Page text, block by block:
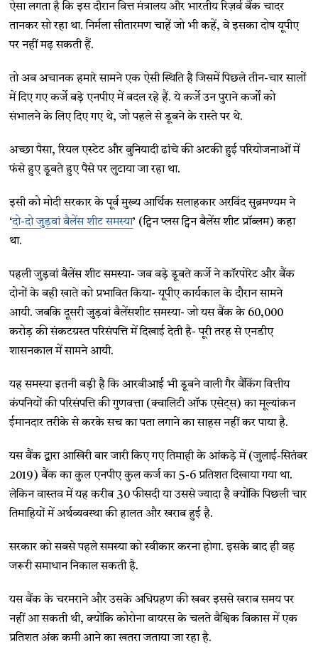
ऐसा लगता है कि इस दौरान वित्त मंत्रालय और भारतीय रिज़र्व बैंक चादर
तानकर सो रहा था. निर्मला सीतारमण चाहें जो भी कहें, वे इसका दोष यूपीए
पर नहीं मढ़ सकती हैं.
तो अब अचानक हमारे सामने एक ऐसी स्थिति है जिसमें पिछले तीन-चार सालों
में दिए गए कर्जे बड़े एनपीए में बदल रहे हैं. ये कर्जे उन पुराने कर्जों को
संभालने के लिए दिए गए थे, जो पहले से डूबने के रास्ते पर थे.
अच्छा पैसा, रियल एस्टेट और बुनियादी ढांचे की अटकी हुई परियोजनाओं में
फंसे हुए डूबते हुए पैसे पर लुटाया जा रहा था.
इसी को मोदी सरकार के पूर्व मुख्य आर्थिक सलाहकार अरविंद सुब्रमण्यम ने
‘दो-दो जुड़वां बैलेंस शीट समस्या’ (ट्विन प्लस ट्विन बैलेंस शीट प्रॉब्लम) कहा
था.
पहली जुड़वां बैलेंस शीट समस्या- जब बड़े डूबते कर्जे ने कॉरपोरेट और बैंक
दोनों के बही खाते को प्रभावित किया- यूपीए कार्यकाल के दौरान सामने
आयी. जबकि दूसरी जुड़वां बैलेंसशीट समस्या- जो यस बैंक के 60,000
करोड़ की संकटग्रस्त परिसंपत्ति में दिखाई देती है- पूरी तरह से एनडीए
शासनकाल में सामने आयी.
यह समस्या इतनी बड़ी है कि आरबीआई भी डूबने वाली गैर बैंकिंग वित्तीय
कंपनियों की परिसंपत्ति की गुणवत्ता (क्वालिटी ऑफ एसेट्स) का मूल्यांकन
ईमानदार तरीके से करके सच का पता लगाने का साहस नहीं कर पाया है.
यस बैंक द्वारा आखिरी बार जारी किए गए तिमाही के आंकड़े में (जुलाई-सितंबर
2019) बैंक का कुल एनपीए कुल कर्ज का 5-6 प्रतिशत दिखाया गया था.
लेकिन वास्तव में यह करीब 30 फीसदी या उससे ज्यादा है क्योंकि पिछली चार
तिमाहियों में अर्थव्यवस्था की हालत और खराब हुई है.
सरकार को सबसे पहले समस्या को स्वीकार करना होगा. इसके बाद ही वह
जरूरी समाधान निकाल सकती है.
यस बैंक के चरमराने और उसके अधिग्रहण की खबर इससे खराब समय पर
नहीं आ सकती थी, क्योंकि कोरोना वायरस के चलते वैश्विक विकास में एक
प्रतिशत अंक कमी आने का खतरा जताया जा रहा है.